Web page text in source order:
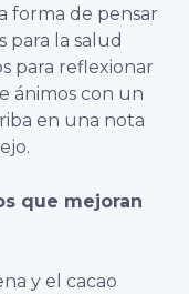
forma de pensar
para la salud
para reflexionar
ánimos con un
en una nota
que mejoran
y el cacao